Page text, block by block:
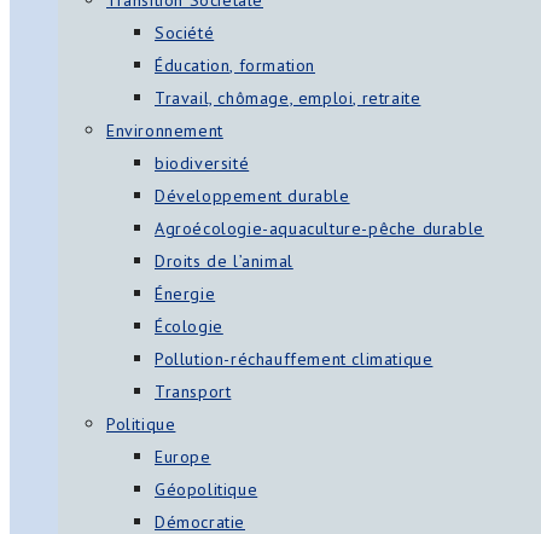
Société
Éducation, formation
Travail, chômage, emploi, retraite
Environnement
biodiversité
Développement durable
Agroécologie-aquaculture-pêche durable
Droits de l’animal
Énergie
Écologie
Pollution-réchauffement climatique
Transport
Politique
Europe
Géopolitique
Démocratie